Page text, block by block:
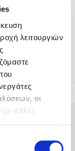
λειτουργιών
οι
με άλλες
experience it at
we will list a
as your next…